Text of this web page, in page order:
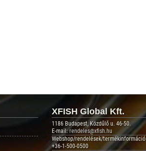
XFISH Global Kft.
1186 Budapest, Közdűlő u. 46-50.
E-mail:rendeles@xfish.hu
Webshop/rendelések/termékinformáció
+36-1-500-0500